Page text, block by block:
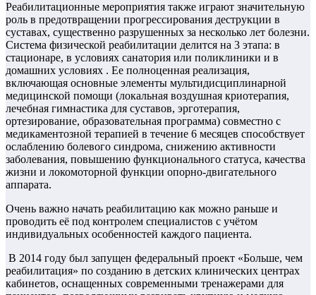
Реабилитационные мероприятия также играют значительную
роль в предотвращении прогрессирования деструкции в
суставах, существенно разрушенных за несколько лет болезни.
Система физической реабилитации делится на 3 этапа: в
стационаре, в условиях санатория или поликлиники и в
домашних условиях . Ее полноценная реализация,
включающая основные элементы мультидисциплинарной
медицинской помощи (локальная воздушная криотерапия,
лечебная гимнастика для суставов, эрготерапия,
ортезирование, образовательная программа) совместно с
медикаментозной терапией в течение 6 месяцев способствует
ослаблению болевого синдрома, снижению активности
заболевания, повышению функционального статуса, качества
жизни и локомоторной функции опорно-двигательного
аппарата.
Очень важно начать реабилитацию как можно раньше и
проводить её под контролем специалистов с учётом
индивидуальных особенностей каждого пациента.
В 2014 году был запущен федеральный проект «Больше, чем
реабилитация» по созданию в детских клинических центрах
кабинетов, оснащенных современными тренажерами для